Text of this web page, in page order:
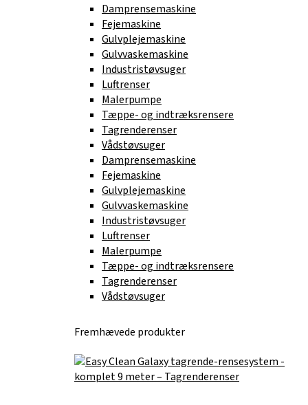
Damprensemaskine
Fejemaskine
Gulvplejemaskine
Gulvvaskemaskine
Industristøvsuger
Luftrenser
Malerpumpe
Tæppe- og indtræksrensere
Tagrenderenser
Vådstøvsuger
Damprensemaskine
Fejemaskine
Gulvplejemaskine
Gulvvaskemaskine
Industristøvsuger
Luftrenser
Malerpumpe
Tæppe- og indtræksrensere
Tagrenderenser
Vådstøvsuger
Fremhævede produkter